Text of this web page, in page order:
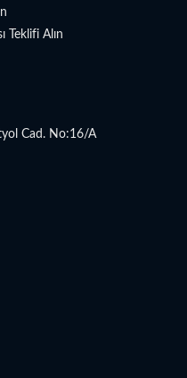
Teklifi Alın
Cad. No:16/A